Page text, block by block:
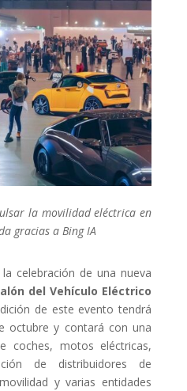
la movilidad eléctrica en
gracias a Bing IA
celebración de una nueva
del Vehículo Eléctrico
de este evento tendrá
octubre y contará con una
coches, motos eléctricas,
de distribuidores de
y varias entidades